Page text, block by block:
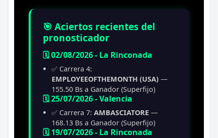
🎯 Aciertos recientes del
pronosticador
🗓️ 02/08/2026 - La Rinconada
✅ Carrera 4:
EMPLOYEEOFTHEMONTH (USA) —
155.50 Bs a Ganador (Superfijo)
🗓️ 25/07/2026 - Valencia
✅ Carrera 7: AMBASCIATORE —
168.13 Bs a Ganador (Superfijo)
🗓️ 19/07/2026 - La Rinconada